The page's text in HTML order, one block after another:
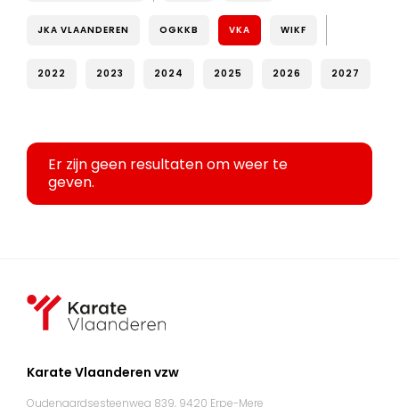
JKA VLAANDEREN OGKKB VKA WIKF
2022 2023 2024 2025 2026 2027
Er zijn geen resultaten om weer te
geven.
Karate Vlaanderen vzw
Oudenaardsesteenweg 839, 9420 Erpe-Mere